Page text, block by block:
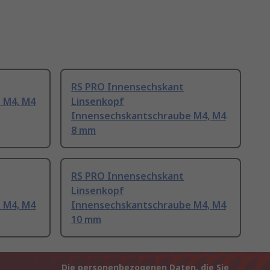
M4
RS PRO Innensechskant
Linsenkopf
Innensechskantschraube M4, M4
8 mm
M4
RS PRO Innensechskant
Linsenkopf
Innensechskantschraube M4, M4
10 mm
Die personenbezogenen Daten, die Sie